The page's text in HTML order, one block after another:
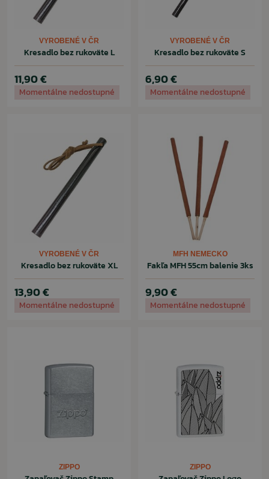
VYROBENÉ V ČR
Kresadlo bez rukoväte L
11,90 €
Momentálne nedostupné
VYROBENÉ V ČR
Kresadlo bez rukoväte S
6,90 €
Momentálne nedostupné
VYROBENÉ V ČR
Kresadlo bez rukoväte XL
13,90 €
Momentálne nedostupné
MFH NEMECKO
Fakľa MFH 55cm balenie 3ks
9,90 €
Momentálne nedostupné
ZIPPO ZIPPO